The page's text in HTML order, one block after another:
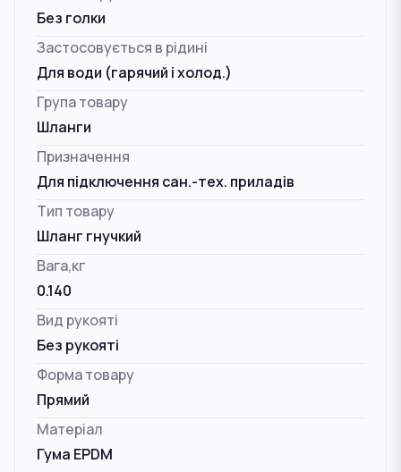
Без голки
Застосовується в рідині
Для води (гарячий і холод.)
Група товару
Шланги
Призначення
Для підключення сан.-тех. приладів
Тип товару
Шланг гнучкий
Вага,кг
0.140
Вид рукояті
Без рукояті
Форма товару
Прямий
Матеріал
Гума EPDM